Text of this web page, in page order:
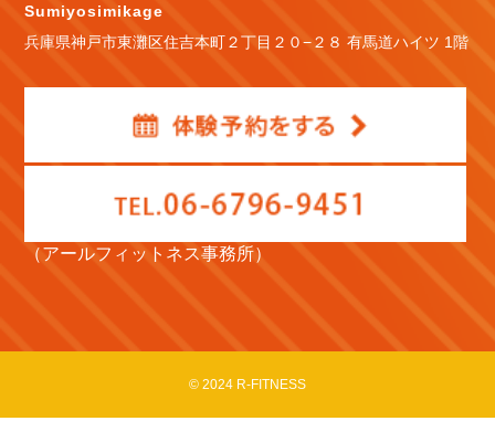
Sumiyosimikage
兵庫県神戸市東灘区住吉本町２丁目２０−２８ 有馬道ハイツ 1階
（アールフィットネス事務所）
© 2024 R-FITNESS